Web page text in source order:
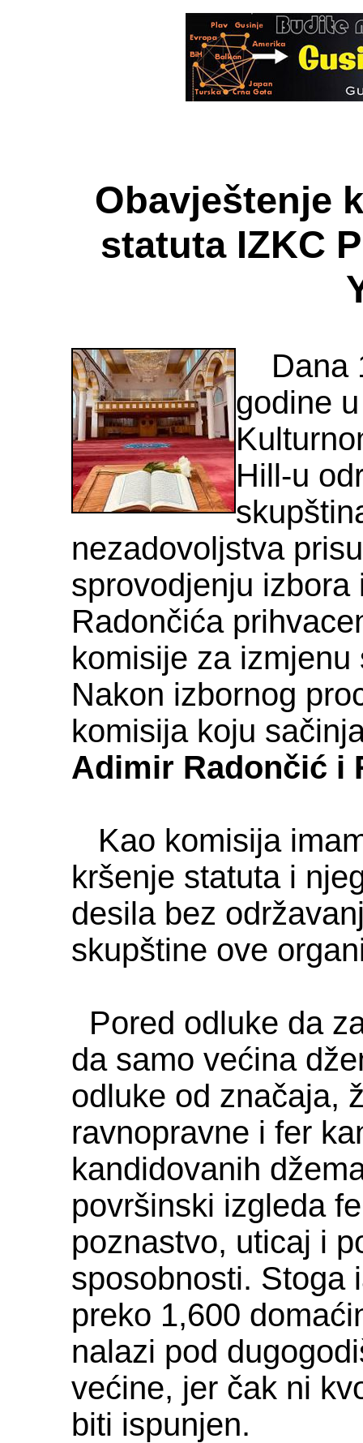
Obavještenje
statuta IZKC
Dana
godine
Hill-u
nezadovoljstva
sprovodjenju
Radončića
komisije za
Nakon izbornog
komisija koju
Adimir Radončić i
Kao komisija
kršenje statuta i
desila bez
skupštine ove
Pored odluke da
da samo većina
odluke od značaja,
ravnopravne i fer
kandidovanih
površinski izgleda
poznastvo, uticaj i
sposobnosti. Stoga
preko 1,600
nalazi pod
većine, jer čak ni
biti ispunjen.